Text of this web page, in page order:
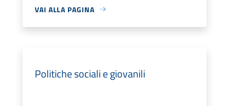
VAI ALLA PAGINA
Politiche sociali e giovanili